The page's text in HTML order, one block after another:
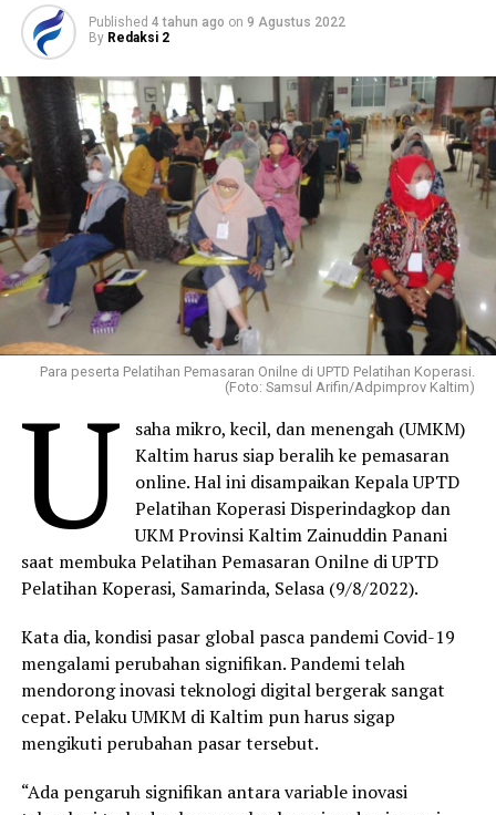
Published 4 tahun ago on 9 Agustus 2022
By Redaksi 2
Para peserta Pelatihan Pemasaran Onilne di UPTD Pelatihan Koperasi.
(Foto: Samsul Arifin/Adpimprov Kaltim)
U
saha mikro, kecil, dan menengah (UMKM)
Kaltim harus siap beralih ke pemasaran
online. Hal ini disampaikan Kepala UPTD
Pelatihan Koperasi Disperindagkop dan
UKM Provinsi Kaltim Zainuddin Panani
saat membuka Pelatihan Pemasaran Onilne di UPTD
Pelatihan Koperasi, Samarinda, Selasa (9/8/2022).
Kata dia, kondisi pasar global pasca pandemi Covid-19
mengalami perubahan signifikan. Pandemi telah
mendorong inovasi teknologi digital bergerak sangat
cepat. Pelaku UMKM di Kaltim pun harus sigap
mengikuti perubahan pasar tersebut.
“Ada pengaruh signifikan antara variable inovasi